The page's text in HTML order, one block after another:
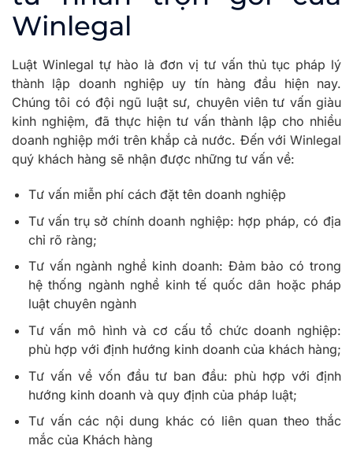
Winlegal
Luật Winlegal tự hào là đơn vị tư vấn thủ tục pháp lý
thành lập doanh nghiệp uy tín hàng đầu hiện nay.
Chúng tôi có đội ngũ luật sư, chuyên viên tư vấn giàu
kinh nghiệm, đã thực hiện tư vấn thành lập cho nhiều
doanh nghiệp mới trên khắp cả nước. Đến với Winlegal
quý khách hàng sẽ nhận được những tư vấn về:
Tư vấn miễn phí cách đặt tên doanh nghiệp
Tư vấn trụ sở chính doanh nghiệp: hợp pháp, có địa
chỉ rõ ràng;
Tư vấn ngành nghề kinh doanh: Đảm bảo có trong
hệ thống ngành nghề kinh tế quốc dân hoặc pháp
luật chuyên ngành
Tư vấn mô hình và cơ cấu tổ chức doanh nghiệp:
phù hợp với định hướng kinh doanh của khách hàng;
Tư vấn về vốn đầu tư ban đầu: phù hợp với định
hướng kinh doanh và quy định của pháp luật;
Tư vấn các nội dung khác có liên quan theo thắc
mắc của Khách hàng